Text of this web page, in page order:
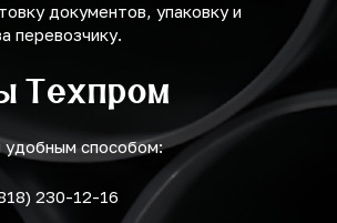
документов, упаковку и
перевозчику.
Техпром
удобным способом:
230-12-16